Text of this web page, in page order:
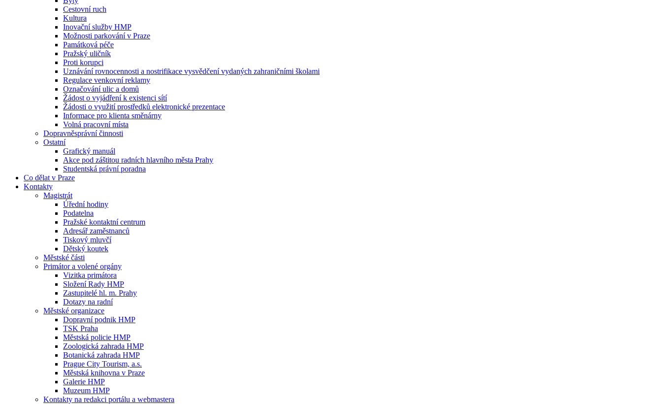
Cestovní ruch
Kultura
Inovační služby HMP
Možnosti parkování v Praze
Památková péče
Pražský uličník
Proti korupci
Uznávání rovnocennosti a nostrifikace vysvědčení vydaných zahraničními školami
Regulace venkovní reklamy
Označování ulic a domů
Žádost o vyjádření k existenci sítí
Žádosti o využití prostředků elektronické prezentace
Informace pro klienta směnárny
Volná pracovní místa
Dopravněsprávní činnosti
Ostatní
Grafický manuál
Akce pod záštitou radních hlavního města Prahy
Studentská právní poradna
Co dělat v Praze
Kontakty
Magistrát
Úřední hodiny
Podatelna
Pražské kontaktní centrum
Adresář zaměstnanců
Tiskový mluvčí
Dětský koutek
Městské části
Primátor a volené orgány
Vizitka primátora
Složení Rady HMP
Zastupitelé hl. m. Prahy
Dotazy na radní
Městské organizace
Dopravní podnik HMP
TSK Praha
Městská policie HMP
Zoologická zahrada HMP
Botanická zahrada HMP
Prague City Tourism, a.s.
Městská knihovna v Praze
Galerie HMP
Muzeum HMP
Kontakty na redakci portálu a webmastera